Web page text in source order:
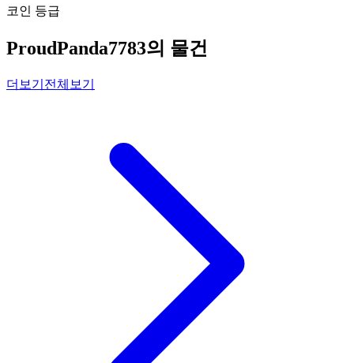
코인 등급
ProudPanda7783의 물건
더보기 전체보기